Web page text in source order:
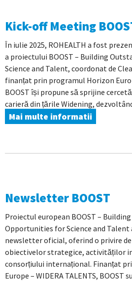
Kick-off Meeting
În iulie 2025, ROHEALTH a fost
a proiectului BOOST – Building
Science and Talent, coordonat de
finanțat prin programul Horizon
BOOST își propune să sprijine
carieră din țările Widening,
Mai multe informatii
Newsletter BOOST
Proiectul european BOOST –
Opportunities for Science and
newsletter oficial, oferind o privire
obiectivelor strategice, activităților
consorțiului internațional. Finanțat
Europe – WIDERA TALENTS, BOOST